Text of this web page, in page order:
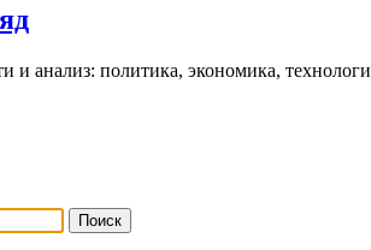
и анализ: политика, экономика,